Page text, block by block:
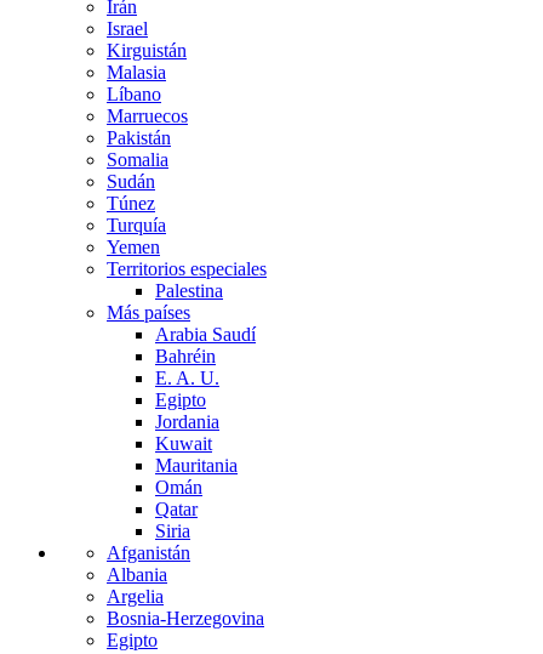
Irán
Israel
Kirguistán
Malasia
Líbano
Marruecos
Pakistán
Somalia
Sudán
Túnez
Turquía
Yemen
Territorios especiales
Palestina
Más países
Arabia Saudí
Bahréin
E. A. U.
Egipto
Jordania
Kuwait
Mauritania
Omán
Qatar
Siria
Afganistán
Albania
Argelia
Bosnia-Herzegovina
Egipto